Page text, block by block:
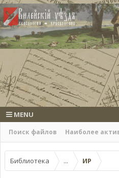
Поиск файлов Наиболее
MENU
Библиотека ... ИР